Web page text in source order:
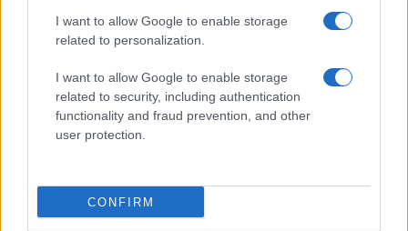
I want to allow Google to enable storage
related to personalization.
I want to allow Google to enable storage
related to security, including authentication
functionality and fraud prevention, and other
user protection.
CONFIRM
nell’estate 2026
Controlli all’aeroporto di Olbia, sequestrati
caviale e sabbia rubata
Migliori cliniche di estetica medicale avanzata
pe…
Incendi, a San Pasquale arriva il Campo Base: